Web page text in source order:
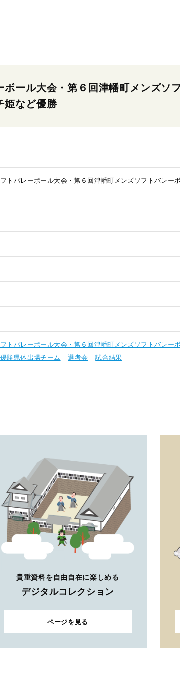
ール大会・第６回津幡町メンズソ
姫など優勝
トバレーボール大会・第６回津幡町メンズソフトバレ
トバレーボール大会・第６回津幡町メンズソフトバレー
勝県体出場チーム
選考会 試合結果
貴重資料を自由自在に楽しめる
デジタルコレクション
ページを見る